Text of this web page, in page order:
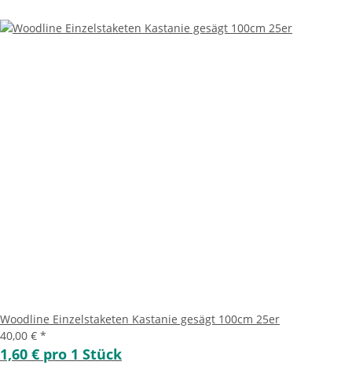
Woodline Einzelstaketen Kastanie gesägt 100cm 25er
40,00 € *
1,60 € pro 1 Stück